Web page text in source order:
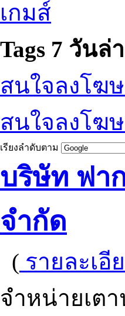
เกมส์
Tags 7 วันล่
สนใจลงโฆ
สนใจลงโฆ
เรียงลำดับตาม
บริษัท ฟา
จำกัด
( รายละเอี
จำหน่ายเต